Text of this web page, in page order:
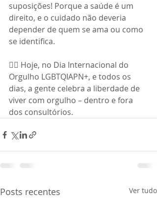
suposições! Porque a saúde é um
direito, e o cuidado não deveria
depender de quem se ama ou como
se identifica.
🏳‍🌈 Hoje, no Dia Internacional do
Orgulho LGBTQIAPN+, e todos os
dias, a gente celebra a liberdade de
viver com orgulho – dentro e fora
dos consultórios.
Posts recentes Ver tudo